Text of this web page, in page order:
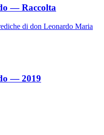
— Raccolta
di don Leonardo Maria
— 2019